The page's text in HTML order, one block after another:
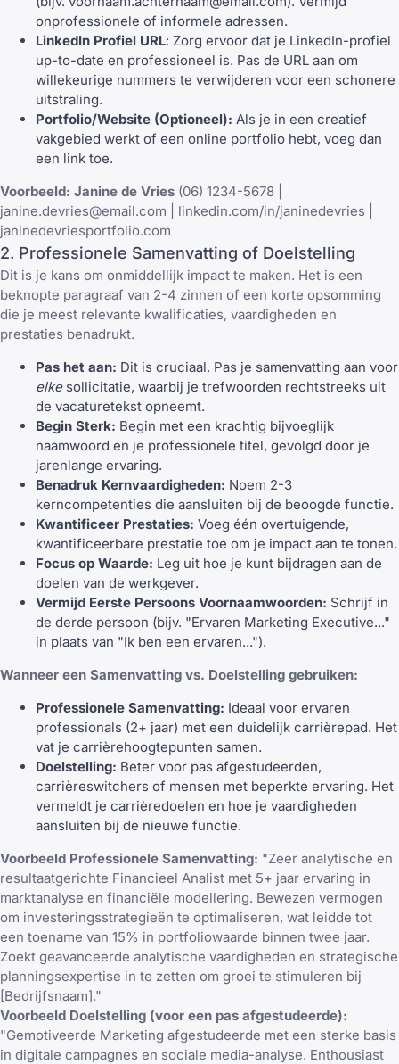
onprofessionele of informele adressen.
LinkedIn Profiel URL: Zorg ervoor dat je LinkedIn-profiel
up-to-date en professioneel is. Pas de URL aan om
willekeurige nummers te verwijderen voor een schonere
uitstraling.
Portfolio/Website (Optioneel): Als je in een creatief
vakgebied werkt of een online portfolio hebt, voeg dan
een link toe.
Voorbeeld: Janine de Vries (06) 1234-5678 |
janine.devries@email.com | linkedin.com/in/janinedevries |
janinedevriesportfolio.com
2. Professionele Samenvatting of Doelstelling
Dit is je kans om onmiddellijk impact te maken. Het is een
beknopte paragraaf van 2-4 zinnen of een korte opsomming
die je meest relevante kwalificaties, vaardigheden en
prestaties benadrukt.
Pas het aan: Dit is cruciaal. Pas je samenvatting aan voor
elkesollicitatie, waarbij je trefwoorden rechtstreeks uit
de vacaturetekst opneemt.
Begin Sterk: Begin met een krachtig bijvoeglijk
naamwoord en je professionele titel, gevolgd door je
jarenlange ervaring.
Benadruk Kernvaardigheden: Noem 2-3
kerncompetenties die aansluiten bij de beoogde functie.
Kwantificeer Prestaties: Voeg één overtuigende,
kwantificeerbare prestatie toe om je impact aan te tonen.
Focus op Waarde: Leg uit hoe je kunt bijdragen aan de
doelen van de werkgever.
Vermijd Eerste Persoons Voornaamwoorden: Schrijf in
de derde persoon (bijv. "Ervaren Marketing Executive..."
in plaats van "Ik ben een ervaren...").
Wanneer een Samenvatting vs. Doelstelling gebruiken:
Professionele Samenvatting: Ideaal voor ervaren
professionals (2+ jaar) met een duidelijk carrièrepad. Het
vat je carrièrehoogtepunten samen.
Doelstelling: Beter voor pas afgestudeerden,
carrièreswitchers of mensen met beperkte ervaring. Het
vermeldt je carrièredoelen en hoe je vaardigheden
aansluiten bij de nieuwe functie.
Voorbeeld Professionele Samenvatting: "Zeer analytische en
resultaatgerichte Financieel Analist met 5+ jaar ervaring in
marktanalyse en financiële modellering. Bewezen vermogen
om investeringsstrategieën te optimaliseren, wat leidde tot
een toename van 15% in portfoliowaarde binnen twee jaar.
Zoekt geavanceerde analytische vaardigheden en strategische
planningsexpertise in te zetten om groei te stimuleren bij
[Bedrijfsnaam]."
Voorbeeld Doelstelling (voor een pas afgestudeerde):
"Gemotiveerde Marketing afgestudeerde met een sterke basis
in digitale campagnes en sociale media-analyse. Enthousiast